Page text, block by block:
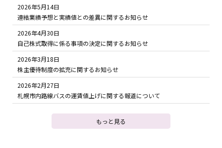
2026年5月14日
連結業績予想と実績値との差異に関するお知らせ
2026年4月30日
自己株式取得に係る事項の決定に関するお知らせ
2026年3月18日
株主優待制度の拡充に関するお知らせ
2026年2月27日
札幌市内路線バスの運賃値上げに関する報道について
もっと見る